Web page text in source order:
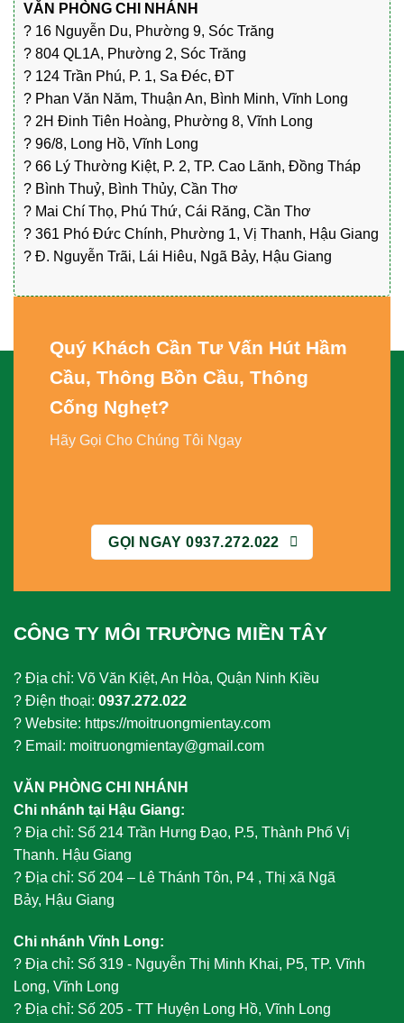
VĂN PHÒNG CHI NHÁNH
? 16 Nguyễn Du, Phường 9, Sóc Trăng
? 804 QL1A, Phường 2, Sóc Trăng
? 124 Trần Phú, P. 1, Sa Đéc, ĐT
? Phan Văn Năm, Thuận An, Bình Minh, Vĩnh Long
? 2H Đinh Tiên Hoàng, Phường 8, Vĩnh Long
? 96/8, Long Hồ, Vĩnh Long
? 66 Lý Thường Kiệt, P. 2, TP. Cao Lãnh, Đồng Tháp
? Bình Thuỷ, Bình Thủy, Cần Thơ
? Mai Chí Thọ, Phú Thứ, Cái Răng, Cần Thơ
? 361 Phó Đức Chính, Phường 1, Vị Thanh, Hậu Giang
? Đ. Nguyễn Trãi, Lái Hiêu, Ngã Bảy, Hậu Giang
Quý Khách Cần Tư Vấn Hút Hầm
Cầu, Thông Bồn Cầu, Thông
Cống Nghẹt?
Hãy Gọi Cho Chúng Tôi Ngay
GỌI NGAY 0937.272.022
CÔNG TY MÔI TRƯỜNG MIỀN TÂY
? Địa chỉ: Võ Văn Kiệt, An Hòa, Quận Ninh Kiều
? Điện thoại: 0937.272.022
? Website: https://moitruongmientay.com
? Email: moitruongmientay@gmail.com
VĂN PHÒNG CHI NHÁNH
Chi nhánh tại Hậu Giang:
? Địa chỉ: Số 214 Trần Hưng Đạo, P.5, Thành Phố Vị
Thanh. Hậu Giang
? Địa chỉ: Số 204 – Lê Thánh Tôn, P4 , Thị xã Ngã
Bảy, Hậu Giang
Chi nhánh Vĩnh Long:
? Địa chỉ: Số 319 - Nguyễn Thị Minh Khai, P5, TP. Vĩnh
Long, Vĩnh Long
? Địa chỉ: Số 205 - TT Huyện Long Hồ, Vĩnh Long